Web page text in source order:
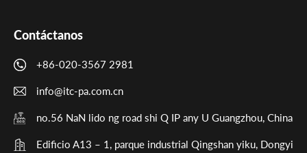
Contáctanos
+86-020-3567 2981
info@itc-pa.com.cn
no.56 NaN lido ng road shi Q IP any U Guangzhou, China
Edificio A13 – 1, parque industrial Qingshan yiku, Dongyi